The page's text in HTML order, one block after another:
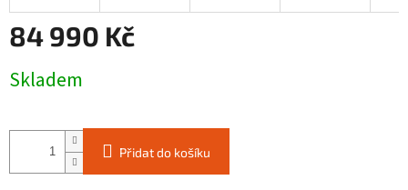
84 990 Kč
cena:
Skladem
Přidat do košíku